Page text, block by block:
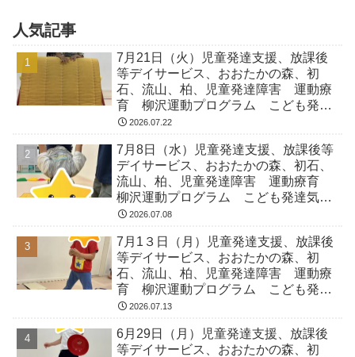
人気記事
7月21日（火）児童発達支援、放課後
等デイサービス、おおたかの森、初
石、流山、柏、児童発達障害 運動療
育 柳沢運動プログラム こども発達
気になる 発達障害 放デイ 自閉
2026.07.22
7月8日（水）児童発達支援、放課後等
デイサービス、おおたかの森、初石、
流山、柏、児童発達障害 運動療育
柳沢運動プログラム こども発達気に
なる 発達障害 放デイ 自閉症
2026.07.08
7月1３日（月）児童発達支援、放課後
等デイサービス、おおたかの森、初
石、流山、柏、児童発達障害 運動療
育 柳沢運動プログラム こども発達
気になる 発達障害 放デイ 自閉
2026.07.13
6月29日（月）児童発達支援、放課後
等デイサービス、おおたかの森、初